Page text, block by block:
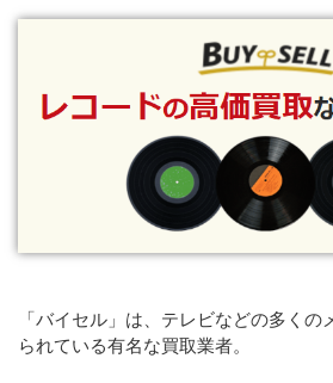
「バイセル」は、テレビなどの多く
られている有名な買取業者。